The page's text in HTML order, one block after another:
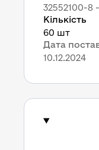
32552100-
Кількість
60 шт
Дата
10.12.2024